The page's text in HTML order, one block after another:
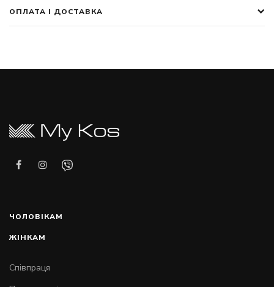
ОПЛАТА І ДОСТАВКА
ЧОЛОВІКАМ
ЖІНКАМ
Співпраця